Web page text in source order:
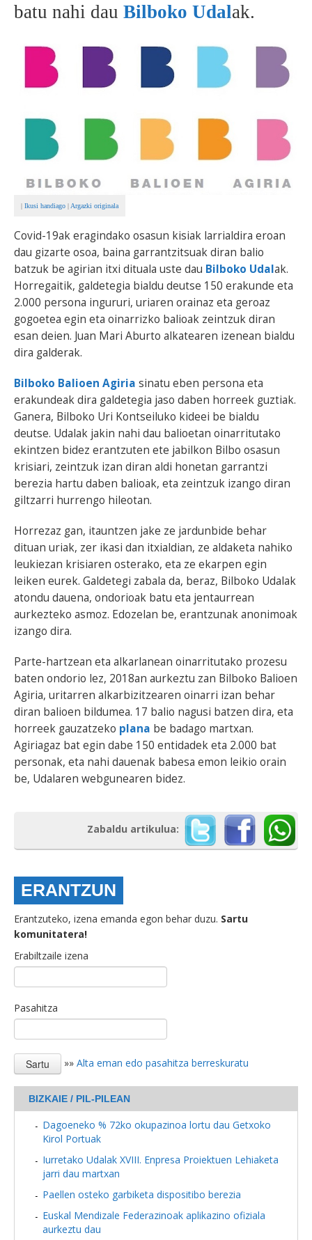
ARGAZKIAK
... AUKERA GEHIAGO
batu nahi dau Bilboko Udalak.
| Ikusi handiago |Argazki originala
Covid-19ak eragindako osasun kisiak larrialdira eroan
dau gizarte osoa, baina garrantzitsuak diran balio
batzuk be agirian itxi dituala uste dau Bilboko Udalak.
Horregaitik, galdetegia bialdu deutse 150 erakunde eta
2.000 persona ingururi, uriaren orainaz eta geroaz
gogoetea egin eta oinarrizko balioak zeintzuk diran
esan deien. Juan Mari Aburto alkatearen izenean bialdu
dira galderak.
Bilboko Balioen Agiria sinatu eben persona eta
erakundeak dira galdetegia jaso daben horreek guztiak.
Ganera, Bilboko Uri Kontseiluko kideei be bialdu
deutse. Udalak jakin nahi dau balioetan oinarritutako
ekintzen bidez erantzuten ete jabilkon Bilbo osasun
krisiari, zeintzuk izan diran aldi honetan garrantzi
berezia hartu daben balioak, eta zeintzuk izango diran
giltzarri hurrengo hileotan.
Horrezaz gan, itauntzen jake ze jardunbide behar
dituan uriak, zer ikasi dan itxialdian, ze aldaketa nahiko
leukiezan krisiaren osterako, eta ze ekarpen egin
leiken eurek. Galdetegi zabala da, beraz, Bilboko Udalak
atondu dauena, ondorioak batu eta jentaurrean
aurkezteko asmoz. Edozelan be, erantzunak anonimoak
izango dira.
Parte-hartzean eta alkarlanean oinarritutako prozesu
baten ondorio lez, 2018an aurkeztu zan Bilboko Balioen
Agiria, uritarren alkarbizitzearen oinarri izan behar
diran balioen bildumea. 17 balio nagusi batzen dira, eta
horreek gauzatzeko plana be badago martxan.
Agiriagaz bat egin dabe 150 entidadek eta 2.000 bat
personak, eta nahi dauenak babesa emon leikio orain
be, Udalaren webgunearen bidez.
Zabaldu artikulua:
ERANTZUN
Erantzuteko, izena emanda egon behar duzu. Sartu
komunitatera!
Erabiltzaile izena
Pasahitza
»» Alta eman edo pasahitza berreskuratu
BIZKAIE / PIL-PILEAN
Dagoeneko % 72ko okupazinoa lortu dau Getxoko
Kirol Portuak
Iurretako Udalak XVIII. Enpresa Proiektuen Lehiaketa
jarri dau martxan
Paellen osteko garbiketa dispositibo berezia
Euskal Mendizale Federazinoak aplikazino ofiziala
aurkeztu dau